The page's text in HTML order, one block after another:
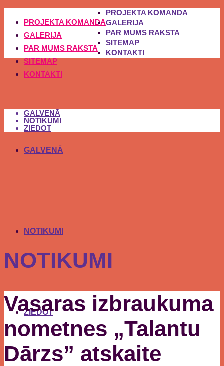
PROJEKTA KOMANDA
GALERIJA
PAR MUMS RAKSTA
SITEMAP
KONTAKTI
PROJEKTA KOMANDA
GALERIJA
PAR MUMS RAKSTA
SITEMAP
KONTAKTI
GALVENĀ
NOTIKUMI
ZIEDOT
GALVENĀ
NOTIKUMI
ZIEDOT
NOTIKUMI
Vasaras izbraukuma
nometnes „Talantu
Dārzs” atskaite